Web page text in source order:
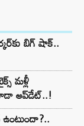
బిగ్ షాక్..
మళ్లీ
అప్‌డేట్..!
ఉంటుందా?..